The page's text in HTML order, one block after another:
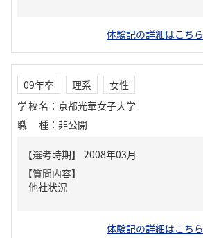
体験記の詳細はこちら
09年卒 理系
女性
学校名 ： 京都光華女子大学
職種 ： 非公開
【質問内容】
他社状況
体験記の詳細はこちら